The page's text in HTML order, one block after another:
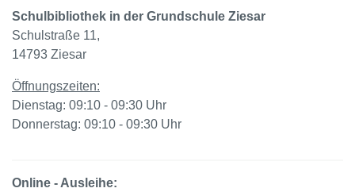
Schulbibliothek in der Grundschule Ziesar
Schulstraße 11,
14793 Ziesar
Öffnungszeiten:
Dienstag: 09:10 - 09:30 Uhr
Donnerstag: 09:10 - 09:30 Uhr
Online - Ausleihe: